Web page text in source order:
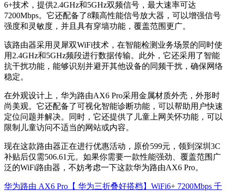
6+技术，提供2.4GHz和5GHz双频信号，最大速率可达
7200Mbps。它还配备了8颗高性能信号放大器，可以增强信号
强度和灵敏度，并且具有穿墙功能，覆盖范围更广。
该路由器采用灵犀双WiFi技术，在智能检测业务场景的同时使
用2.4GHz和5GHz频段进行数据传输。此外，它还采用了智能
抗干扰功能，能够识别并避开其他设备的同频干扰，确保网络
稳定。
在外观设计上，华为路由AX6 Pro采用金属材质外壳，外形时
尚美观。它还配备了可视化智能诊断功能，可以帮助用户快速
定位问题并解决。同时，它还提供了儿童上网关怀功能，可以
限制儿童访问不适当的网站或内容。
现在这款路由器正在进行优惠活动，原价599元，领到深圳3C
补贴后仅需506.61元。如果你需要一款性能强劲、覆盖范围广
泛的WiFi路由器，不妨考虑一下这款华为路由AX6 Pro。
华为路由 AX6 Pro【 华为三折叠好搭档】WiFi6+ 7200Mbps 千